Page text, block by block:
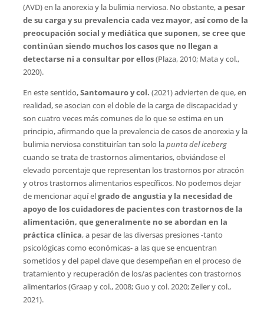
(AVD) en la anorexia y la bulimia nerviosa. No obstante,a pesar
de su carga y su prevalencia cada vez mayor, así como de la
preocupación social y mediática que suponen, se cree que
continúan siendo muchos los casos que no llegan a
detectarse ni a consultar por ellos(Plaza, 2010; Mata y col.,
2020).
En este sentido,Santomauro y col. (2021) advierten de que, en
realidad, se asocian con el doble de la carga de discapacidad y
son cuatro veces más comunes de lo que se estima en un
principio, afirmando que la prevalencia de casos de anorexia y la
bulimia nerviosa constituirían tan solo lapunta del iceberg
cuando se trata de trastornos alimentarios, obviándose el
elevado porcentaje que representan los trastornos por atracón
y otros trastornos alimentarios específicos. No podemos dejar
de mencionar aquí elgrado de angustia y la necesidad de
apoyo de los cuidadores de pacientes con trastornos de la
alimentación, que generalmente no se abordan en la
práctica clínica, a pesar de las diversas presiones -tanto
psicológicas como económicas- a las que se encuentran
sometidos y del papel clave que desempeñan en el proceso de
tratamiento y recuperación de los/as pacientes con trastornos
alimentarios (Graap y col., 2008; Guo y col. 2020; Zeiler y col.,
2021).